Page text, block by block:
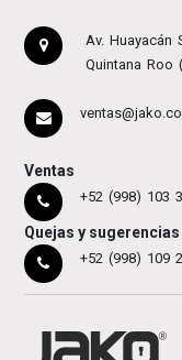
Av. Huayacán
Quintana Roo
Ventas
+52 (998) 103
Quejas y sugerencias
+52 (998) 109